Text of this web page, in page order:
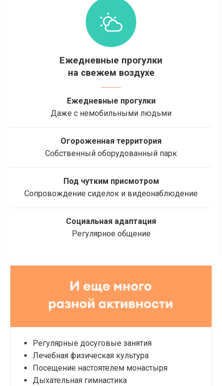
Ежедневные прогулки
на свежем воздухе
Ежедневные прогулки
Даже с немобильными людьми
Огороженная территория
Собственный оборудованный парк
Под чутким присмотром
Сопровождение сиделок и видеонаблюдение
Социальная адаптация
Регулярное общение
Регулярные досуговые занятия
Лечебная физическая культура
Посещение настоятелем монастыря
Дыхательная гимнастика